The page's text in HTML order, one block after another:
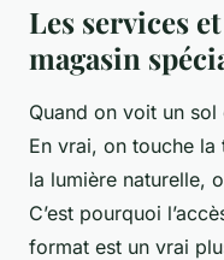
Les services
magasin
Quand on voit un
En vrai, on touche la
la lumière naturelle,
C’est pourquoi
format est un vrai